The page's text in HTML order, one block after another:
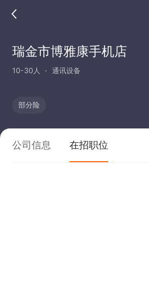
瑞金市博雅康手机店
10-30人 通讯设备
部分险
公司信息 在招职位